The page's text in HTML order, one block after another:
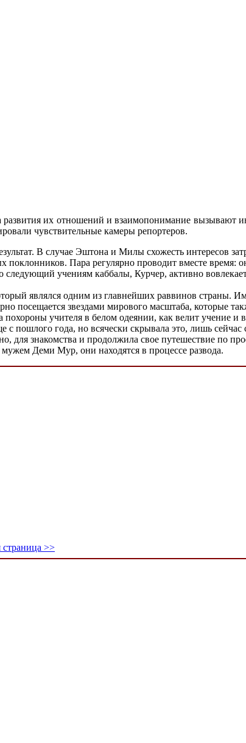
их отношений и взаимопонимание вызывают
чувствительные камеры репортеров.
В случае Эштона и Милы схожесть интересов
поклонников. Пара регулярно проводит вместе время:
учениям каббалы, Курчер, активно
являлся одним из главнейших раввинов страны.
звездами мирового масштаба, которые
учителя в белом одеянии, как велит учение и
года, но всячески скрывала это, лишь сейчас
для знакомства и продолжила свое путешествие по
Деми Мур, они находятся в процессе развода.
>>